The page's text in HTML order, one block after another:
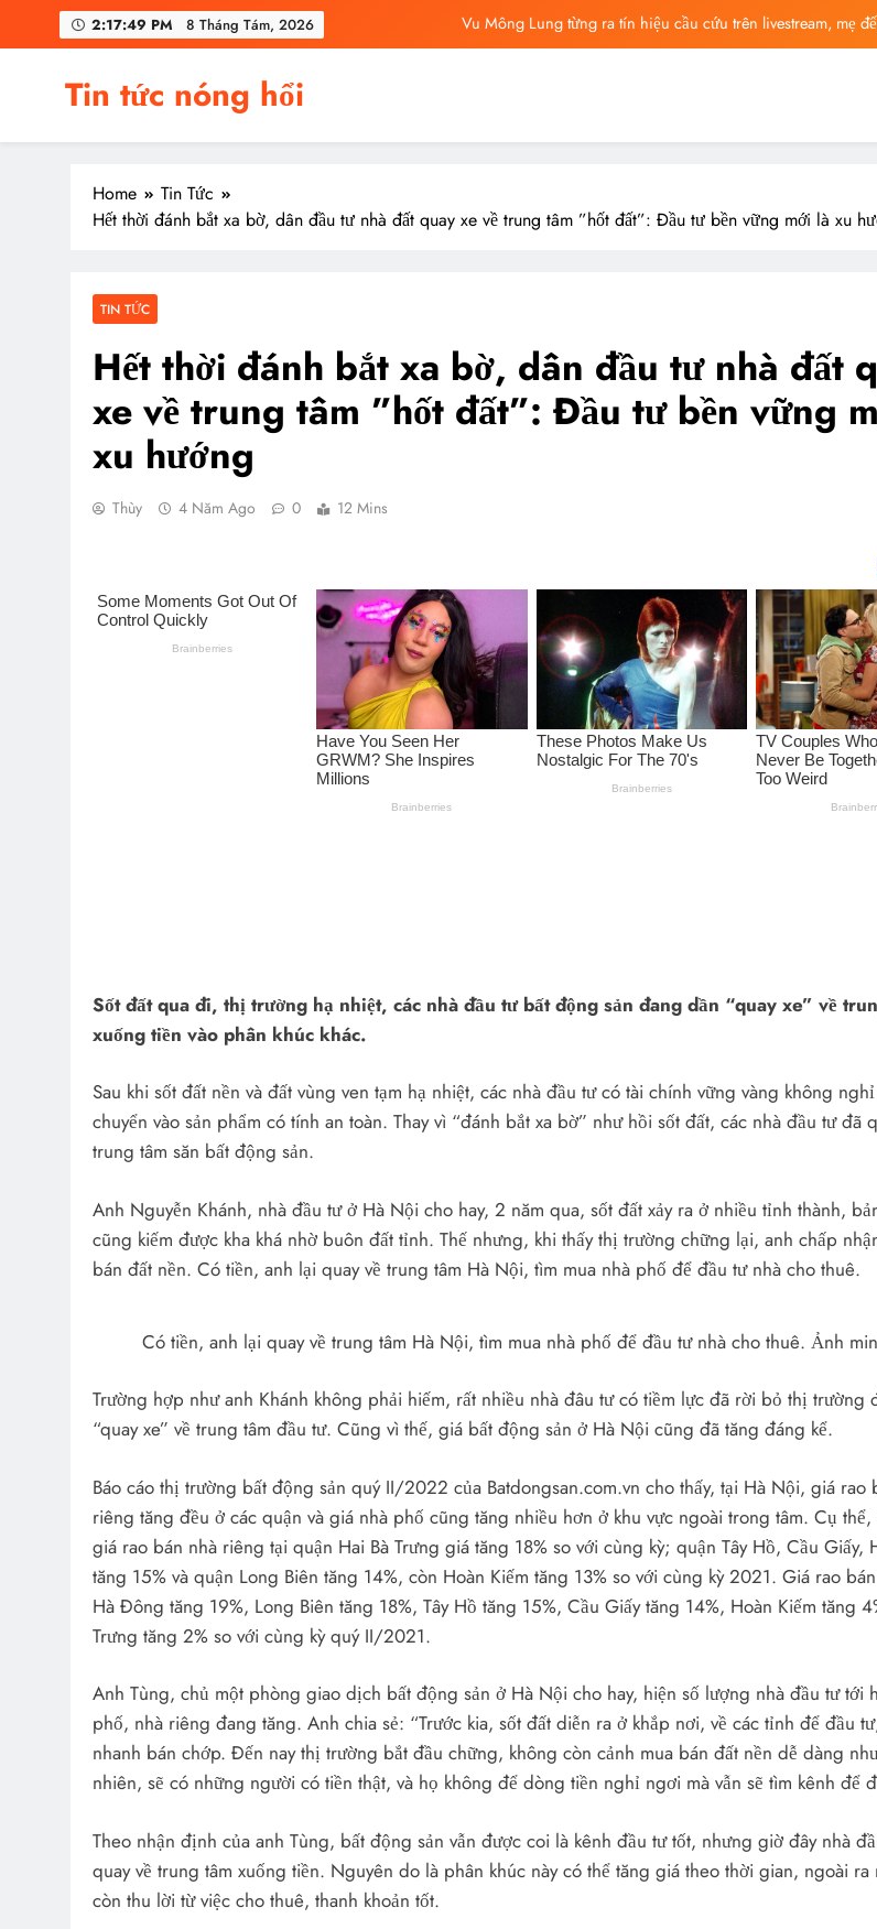
2:17:51 PM 8 Tháng Tám, 2026
Vu Mông Lung từng ra tín hiệu cầu cứu trên livestream, mẹ
Vu Mông Lung từng ra tín hiệu cầu cứu trên livestream, mẹ
Tin tức nóng hổi
Home
Tin Tức
Hết thời đánh bắt xa bờ, dân đầu tư nhà đất quay xe về trung tâm ”hốt đất”: Đầu tư bền vững mới là xu
TIN TỨC
Hết thời đánh bắt xa bờ, dân đầu tư nhà đất
xe về trung tâm ”hốt đất”: Đầu tư bền vững
xu hướng
Thùy 4 Năm Ago 0 12 Mins
Sốt đất qua đi, thị trường hạ nhiệt, các nhà đầu tư bất động sản đang dần “quay xe” về
xuống tiền vào phân khúc khác.
Sau khi sốt đất nền và đất vùng ven tạm hạ nhiệt, các nhà đầu tư có tài chính vững vàng không
chuyển vào sản phẩm có tính an toàn. Thay vì “đánh bắt xa bờ” như hồi sốt đất, các nhà đầu tư đã
trung tâm săn bất động sản.
Anh Nguyễn Khánh, nhà đầu tư ở Hà Nội cho hay, 2 năm qua, sốt đất xảy ra ở nhiều tỉnh thành,
cũng kiếm được kha khá nhờ buôn đất tỉnh. Thế nhưng, khi thấy thị trường chững lại, anh chấp
bán đất nền. Có tiền, anh lại quay về trung tâm Hà Nội, tìm mua nhà phố để đầu tư nhà cho thuê.
Có tiền, anh lại quay về trung tâm Hà Nội, tìm mua nhà phố để đầu tư nhà cho thuê. Ảnh
Trường hợp như anh Khánh không phải hiếm, rất nhiều nhà đâu tư có tiềm lực đã rời bỏ thị trường
“quay xe” về trung tâm đầu tư. Cũng vì thế, giá bất động sản ở Hà Nội cũng đã tăng đáng kể.
Báo cáo thị trường bất động sản quý II/2022 của Batdongsan.com.vn cho thấy, tại Hà Nội, giá rao
riêng tăng đều ở các quận và giá nhà phố cũng tăng nhiều hơn ở khu vực ngoài trong tâm. Cụ thể,
giá rao bán nhà riêng tại quận Hai Bà Trưng giá tăng 18% so với cùng kỳ; quận Tây Hồ, Cầu Giấy,
tăng 15% và quận Long Biên tăng 14%, còn Hoàn Kiếm tăng 13% so với cùng kỳ 2021. Giá rao
Hà Đông tăng 19%, Long Biên tăng 18%, Tây Hồ tăng 15%, Cầu Giấy tăng 14%, Hoàn Kiếm tăng
Trưng tăng 2% so với cùng kỳ quý II/2021.
Anh Tùng, chủ một phòng giao dịch bất động sản ở Hà Nội cho hay, hiện số lượng nhà đầu tư tới
phố, nhà riêng đang tăng. Anh chia sẻ: “Trước kia, sốt đất diễn ra ở khắp nơi, về các tỉnh để đầu
nhanh bán chớp. Đến nay thị trường bắt đầu chững, không còn cảnh mua bán đất nền dễ dàng
nhiên, sẽ có những người có tiền thật, và họ không để dòng tiền nghỉ ngơi mà vẫn sẽ tìm kênh để
Theo nhận định của anh Tùng, bất động sản vẫn được coi là kênh đầu tư tốt, nhưng giờ đây nhà
quay về trung tâm xuống tiền. Nguyên do là phân khúc này có thể tăng giá theo thời gian, ngoài ra
còn thu lời từ việc cho thuê, thanh khoản tốt.